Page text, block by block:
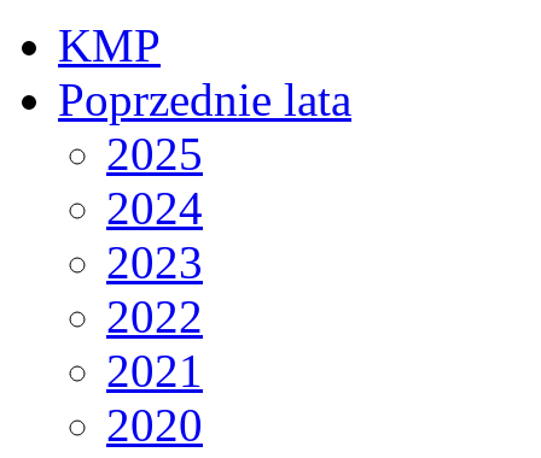
KMP
Poprzednie lata
2025
2024
2023
2022
2021
2020